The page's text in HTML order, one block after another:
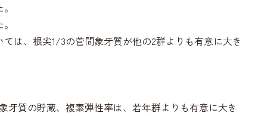
は、根尖1/3の菅間象牙質が他の2群よりも有意に大き
質の貯蔵、複素弾性率は、若年群よりも有意に大き